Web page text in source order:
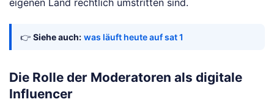
👉 Siehe auch: was läuft heute auf sat 1
Die Rolle der Moderatoren als digitale
Influencer